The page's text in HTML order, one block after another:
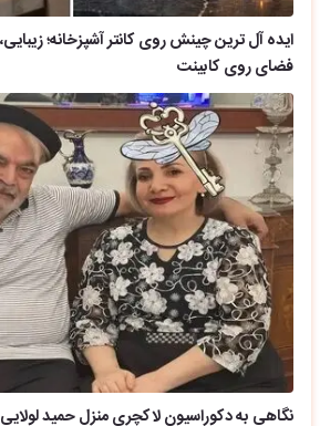
ایده آل ترین چینش روی کانتر آشپزخانه؛
فضای روی کابینت
نگاهی به دکوراسیون لاکچری منزل حمید